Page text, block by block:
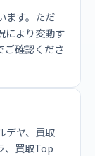
ます。ただ
により変動す
ご確認くださ
デヤ、買取
、買取Top